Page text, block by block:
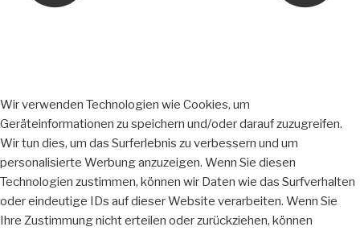
Wir verwenden Technologien wie Cookies, um
Geräteinformationen zu speichern und/oder darauf zuzugreifen.
Wir tun dies, um das Surferlebnis zu verbessern und um
personalisierte Werbung anzuzeigen. Wenn Sie diesen
Technologien zustimmen, können wir Daten wie das Surfverhalten
oder eindeutige IDs auf dieser Website verarbeiten. Wenn Sie
Ihre Zustimmung nicht erteilen oder zurückziehen, können